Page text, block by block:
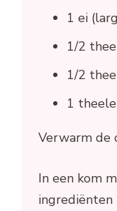
1 ei
1/2
1/2
1
Verwarm de
In een kom
ingrediënten